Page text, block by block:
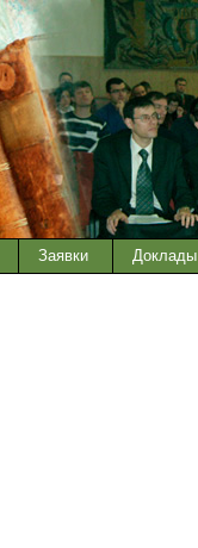
Заявки Доклады